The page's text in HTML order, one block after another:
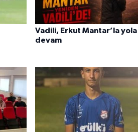
Vadili, Erkut Mantar’la yola
devam